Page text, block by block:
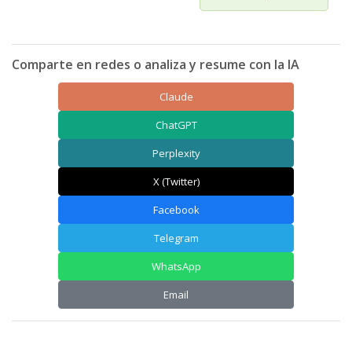
Comparte en redes o analiza y resume con la IA
Claude
ChatGPT
Perplexity
X (Twitter)
Facebook
Telegram
WhatsApp
Email